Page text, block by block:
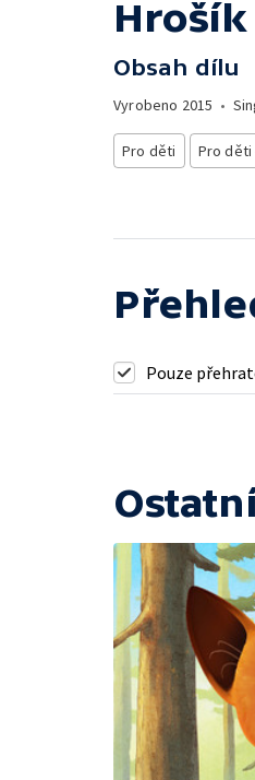
Obsah dílu
Vyrobeno 2015 •
Pro děti Pro děti
Pouze